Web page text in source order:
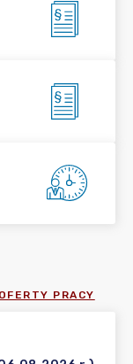
OFERTY PRACY